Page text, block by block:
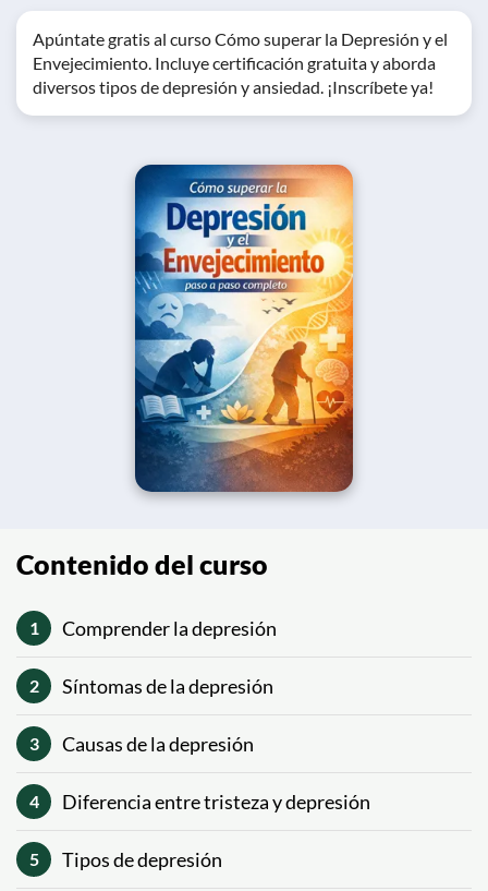
Apúntate gratis al curso Cómo superar la Depresión y el
Envejecimiento. Incluye certificación gratuita y aborda
diversos tipos de depresión y ansiedad. ¡Inscríbete ya!
Contenido del curso
1 Comprender la depresión
2 Síntomas de la depresión
3 Causas de la depresión
4 Diferencia entre tristeza y depresión
5 Tipos de depresión